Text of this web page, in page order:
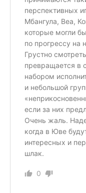
перспективных
Мбангула, Веа,
которые могли
по прогрессу на
Грустно
превращается в
набором
и небольшой
если за них
Очень жаль.
когда в Юве
интересных и
шлак.
0